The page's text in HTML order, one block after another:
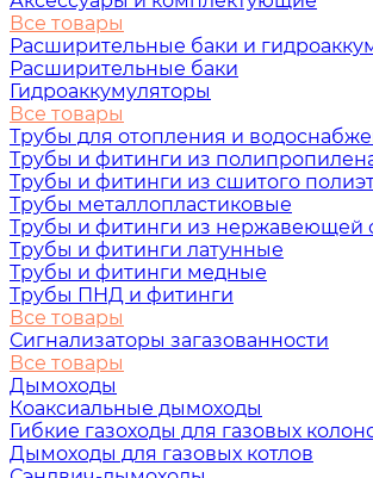
Все товары
Расширительные баки и
Расширительные баки
Гидроаккумуляторы
Все товары
Трубы для отопления и
Трубы и фитинги из
Трубы и фитинги из сшитого
Трубы металлопластиковые
Трубы и фитинги из нержавеющей
Трубы и фитинги латунные
Трубы и фитинги медные
Трубы ПНД и фитинги
Все товары
Сигнализаторы загазованности
Все товары
Дымоходы
Коаксиальные дымоходы
Гибкие газоходы для газовых
Дымоходы для газовых котлов